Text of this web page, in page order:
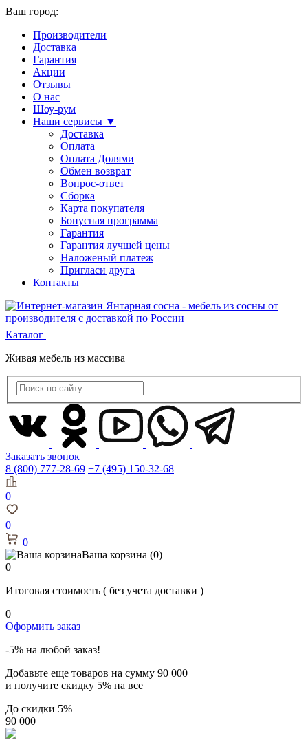
Ваш город:
Производители
Доставка
Гарантия
Акции
Отзывы
О нас
Шоу-рум
Наши сервисы ▼
Доставка
Оплата
Оплата Долями
Обмен возврат
Вопрос-ответ
Сборка
Карта покупателя
Бонусная программа
Гарантия
Гарантия лучшей цены
Наложеный платеж
Пригласи друга
Контакты
Каталог
Живая мебель из массива
Заказать звонок
8 (800) 777-28-69 +7 (495) 150-32-68
0
0
0
Ваша корзина (0)
0
Итоговая стоимость ( без учета доставки )
0
Оформить заказ
-5% на любой заказ!
Добавьте еще товаров на сумму 90 000
и получите скидку 5% на все
До скидки 5%
90 000